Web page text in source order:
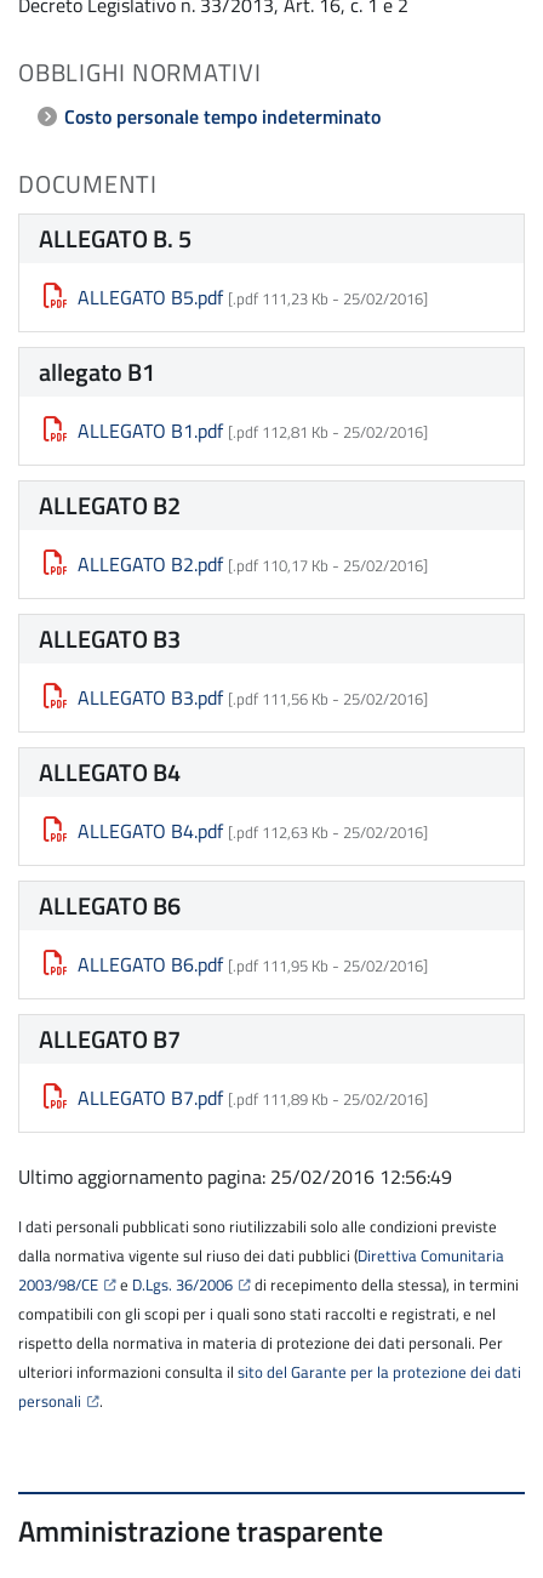
OBBLIGHI NORMATIVI
Costo personale tempo indeterminato
DOCUMENTI
ALLEGATO B. 5
ALLEGATO B5.pdf [.pdf 111,23 Kb - 25/02/2016]
allegato B1
ALLEGATO B1.pdf [.pdf 112,81 Kb - 25/02/2016]
ALLEGATO B2
ALLEGATO B2.pdf [.pdf 110,17 Kb - 25/02/2016]
ALLEGATO B3
ALLEGATO B3.pdf [.pdf 111,56 Kb - 25/02/2016]
ALLEGATO B4
ALLEGATO B4.pdf [.pdf 112,63 Kb - 25/02/2016]
ALLEGATO B6
ALLEGATO B6.pdf [.pdf 111,95 Kb - 25/02/2016]
ALLEGATO B7
ALLEGATO B7.pdf [.pdf 111,89 Kb - 25/02/2016]
Ultimo aggiornamento pagina: 25/02/2016 12:56:49
I dati personali pubblicati sono riutilizzabili solo alle condizioni previste
dalla normativa vigente sul riuso dei dati pubblici (Direttiva Comunitaria
2003/98/CE
e D.Lgs. 36/2006
di recepimento della stessa), in termini
compatibili con gli scopi per i quali sono stati raccolti e registrati, e nel
rispetto della normativa in materia di protezione dei dati personali. Per
ulteriori informazioni consulta il sito del Garante per la protezione dei dati
personali
.
Amministrazione trasparente